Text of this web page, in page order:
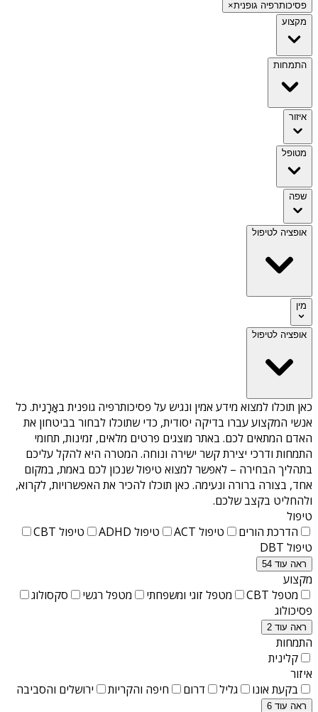
פסיכותרפיה גופנית×
מקצוע
התמחות
איזור
מטופל
שפה
אופציה לטיפול
מין
אופציה לטיפול
כאן תוכלו למצוא מידע אמין ונגיש על פסיכותרפיה גופנית באֳרָנִית. כל
אנשי המקצוע עברו בדיקה יסודית, כדי שתוכלו לבחור בביטחון את
האדם המתאים לכם. באתר מוצגים פרטים מלאים, זמינות, תחומי
התמחות ודרכי יצירת קשר ישירה ונוחה. המטרה היא להקל עליכם
בתהליך הבחירה – לאפשר למצוא טיפול שנכון לכם באמת, במקום
אחד, בצורה ברורה ונעימה. כאן תוכלו להכיר את האפשרויות, לקרוא,
ולהחליט בקצב שלכם.
טיפול
הדרכת הורים
טיפול ACT טיפול ADHD
טיפול CBT
טיפול DBT
ראה עוד 54
מקצוע
מטפל CBT
מטפל זוגי ומשפחתי מטפל רגשי
סקסולוג
פסיכולוג
ראה עוד 2
התמחות
קלינית
איזור
בקעת אונו
גליל דרום חיפה והקריות ירושלים והסביבה
ראה עוד 6